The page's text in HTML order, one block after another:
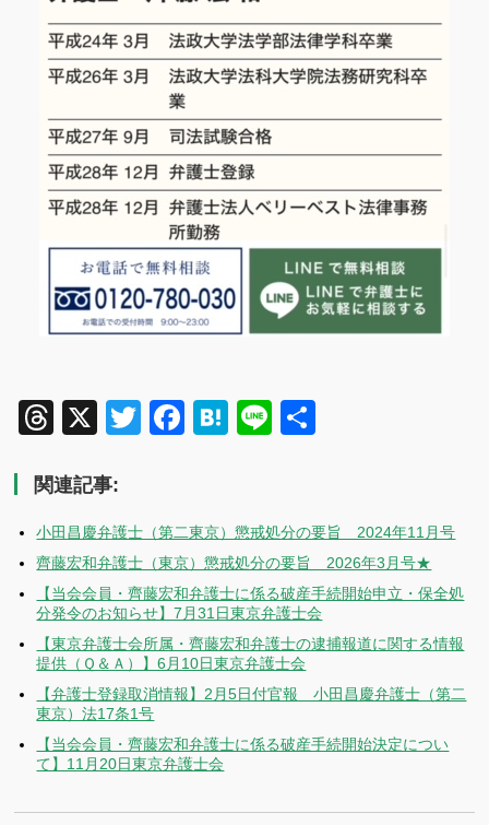
Threads
X TwitterFacebook
Hatena
Line
関連記事:
小田昌慶弁護士（第二東京）懲戒処分の要旨 2024年11月号
齊藤宏和弁護士（東京）懲戒処分の要旨 2026年3月号★
【当会会員・齊藤宏和弁護士に係る破産手続開始申立・保全処
分発令のお知らせ】7月31日東京弁護士会
【東京弁護士会所属・齊藤宏和弁護士の逮捕報道に関する情報
提供（Ｑ＆Ａ）】6月10日東京弁護士会
【弁護士登録取消情報】2月5日付官報 小田昌慶弁護士（第二
東京）法17条1号
【当会会員・齊藤宏和弁護士に係る破産手続開始決定につい
て】11月20日東京弁護士会